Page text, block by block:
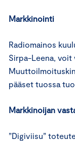
Markkinointi
Radiomainos
Sirpa-Leena, voit
pääset tuossa
Markkinoijan
”Digiviisu”